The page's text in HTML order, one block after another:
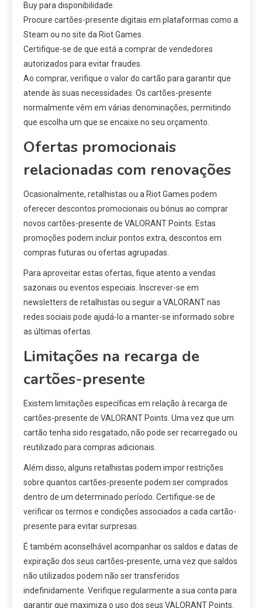
Buy para disponibilidade.
Procure cartões-presente digitais em plataformas como a
Steam ou no site da Riot Games.
Certifique-se de que está a comprar de vendedores
autorizados para evitar fraudes.
Ao comprar, verifique o valor do cartão para garantir que
atende às suas necessidades. Os cartões-presente
normalmente vêm em várias denominações, permitindo
que escolha um que se encaixe no seu orçamento.
Ofertas promocionais
relacionadas com renovações
Ocasionalmente, retalhistas ou a Riot Games podem
oferecer descontos promocionais ou bónus ao comprar
novos cartões-presente de VALORANT Points. Estas
promoções podem incluir pontos extra, descontos em
compras futuras ou ofertas agrupadas.
Para aproveitar estas ofertas, fique atento a vendas
sazonais ou eventos especiais. Inscrever-se em
newsletters de retalhistas ou seguir a VALORANT nas
redes sociais pode ajudá-lo a manter-se informado sobre
as últimas ofertas.
Limitações na recarga de
cartões-presente
Existem limitações específicas em relação à recarga de
cartões-presente de VALORANT Points. Uma vez que um
cartão tenha sido resgatado, não pode ser recarregado ou
reutilizado para compras adicionais.
Além disso, alguns retalhistas podem impor restrições
sobre quantos cartões-presente podem ser comprados
dentro de um determinado período. Certifique-se de
verificar os termos e condições associados a cada cartão-
presente para evitar surpresas.
É também aconselhável acompanhar os saldos e datas de
expiração dos seus cartões-presente, uma vez que saldos
não utilizados podem não ser transferidos
indefinidamente. Verifique regularmente a sua conta para
garantir que maximiza o uso dos seus VALORANT Points.